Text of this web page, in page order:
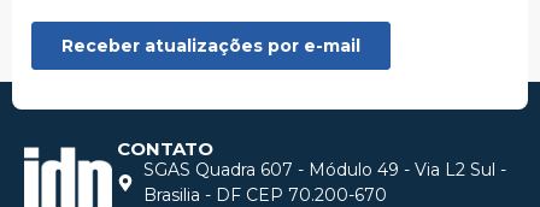
CONTATO
SGAS Quadra 607 - Módulo 49 - Via L2 Sul -
Brasilia - DF CEP 70.200-670